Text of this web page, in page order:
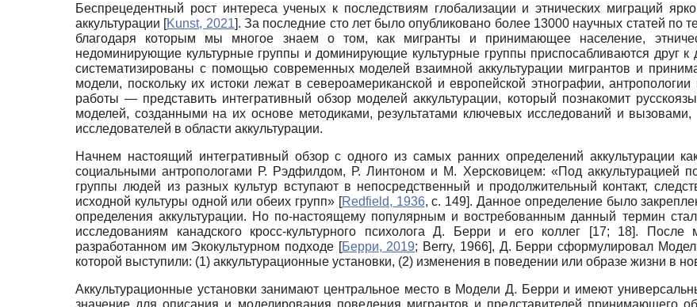
Беспрецедентный рост интереса ученых к последствиям глобализации и этнических миграций
аккультурации [Kunst, 2021]. За последние сто лет было опубликовано более 13000 научных статей по
благодаря которым мы многое знаем о том, как мигранты и принимающее население,
недоминирующие культурные группы и доминирующие культурные группы приспосабливаются друг к
систематизированы с помощью современных моделей взаимной аккультурации мигрантов и
модели, поскольку их истоки лежат в североамериканской и европейской этнографии,
работы — представить интегративный обзор моделей аккультурации, который познакомит
моделей, созданными на их основе методиками, результатами ключевых исследований и
исследователей в области аккультурации.
Начнем настоящий интегративный обзор с одного из самых ранних определений аккультурации
социальными антропологами Р. Рэдфилдом, Р. Линтоном и М. Херсковицем: «Под аккультурацией
группы людей из разных культур вступают в непосредственный и продолжительный контакт,
исходной культуры одной или обеих групп» [Redfield, 1936, с. 149]. Данное определение было
определения аккультурации. Но по-настоящему популярным и востребованным данный термин
исследованиям канадского кросс-культурного психолога Д. Берри и его коллег [17; 18]. После
разработанном им Экокультурном подходе [Берри, 2019; Berry, 1966], Д. Берри сформулировал
которой выступили: (1) аккультурационные установки, (2) изменения в поведении или образе жизни в
Аккультурационные установки занимают центральное место в Модели Д. Берри и имеют
значение для описания и моделирования поведения мигрантов и представителей принимающего